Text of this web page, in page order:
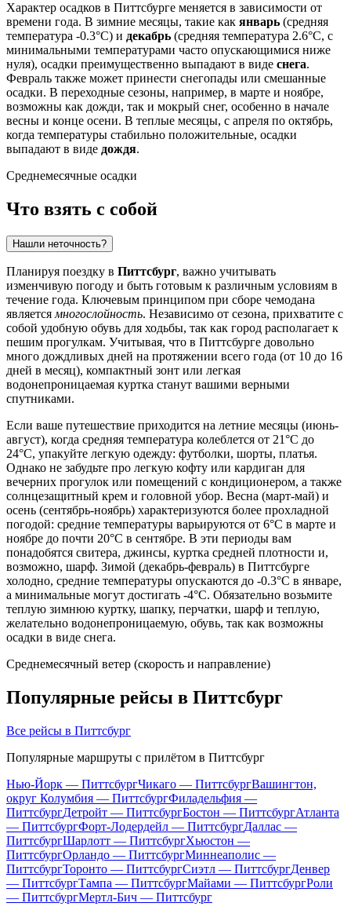
Характер осадков в Питтсбурге меняется в зависимости от
времени года. В зимние месяцы, такие как январь (средняя
температура -0.3°C) и декабрь (средняя температура 2.6°C, с
минимальными температурами часто опускающимися ниже
нуля), осадки преимущественно выпадают в виде снега.
Февраль также может принести снегопады или смешанные
осадки. В переходные сезоны, например, в марте и ноябре,
возможны как дожди, так и мокрый снег, особенно в начале
весны и конце осени. В теплые месяцы, с апреля по октябрь,
когда температуры стабильно положительные, осадки
выпадают в виде дождя.
Среднемесячные осадки
Что взять с собой
Нашли неточность?
Планируя поездку в Питтсбург, важно учитывать
изменчивую погоду и быть готовым к различным условиям в
течение года. Ключевым принципом при сборе чемодана
является многослойность. Независимо от сезона, прихватите с
собой удобную обувь для ходьбы, так как город располагает к
пешим прогулкам. Учитывая, что в Питтсбурге довольно
много дождливых дней на протяжении всего года (от 10 до 16
дней в месяц), компактный зонт или легкая
водонепроницаемая куртка станут вашими верными
спутниками.
Если ваше путешествие приходится на летние месяцы (июнь-
август), когда средняя температура колеблется от 21°C до
24°C, упакуйте легкую одежду: футболки, шорты, платья.
Однако не забудьте про легкую кофту или кардиган для
вечерних прогулок или помещений с кондиционером, а также
солнцезащитный крем и головной убор. Весна (март-май) и
осень (сентябрь-ноябрь) характеризуются более прохладной
погодой: средние температуры варьируются от 6°C в марте и
ноябре до почти 20°C в сентябре. В эти периоды вам
понадобятся свитера, джинсы, куртка средней плотности и,
возможно, шарф. Зимой (декабрь-февраль) в Питтсбурге
холодно, средние температуры опускаются до -0.3°C в январе,
а минимальные могут достигать -4°C. Обязательно возьмите
теплую зимнюю куртку, шапку, перчатки, шарф и теплую,
желательно водонепроницаемую, обувь, так как возможны
осадки в виде снега.
Среднемесячный ветер (скорость и направление)
Популярные рейсы в Питтсбург
Все рейсы в Питтсбург
Популярные маршруты с прилётом в Питтсбург
Нью-Йорк — ПиттсбургЧикаго — ПиттсбургВашингтон,
округ Колумбия — ПиттсбургФиладельфия —
ПиттсбургДетройт — ПиттсбургБостон — ПиттсбургАтланта
— ПиттсбургФорт-Лодердейл — ПиттсбургДаллас —
ПиттсбургШарлотт — ПиттсбургХьюстон —
ПиттсбургОрландо — ПиттсбургМиннеаполис —
ПиттсбургТоронто — ПиттсбургСиэтл — ПиттсбургДенвер
— ПиттсбургТампа — ПиттсбургМайами — ПиттсбургРоли
— ПиттсбургМертл-Бич — Питтсбург